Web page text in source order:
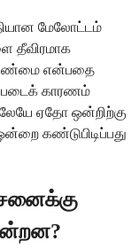
மேலோட்டம்
தீவிரமாக
உண்மை என்பதை
காரணம்
ஏதோ ஒன்றிற்கு
கண்டுபிடிப்பது